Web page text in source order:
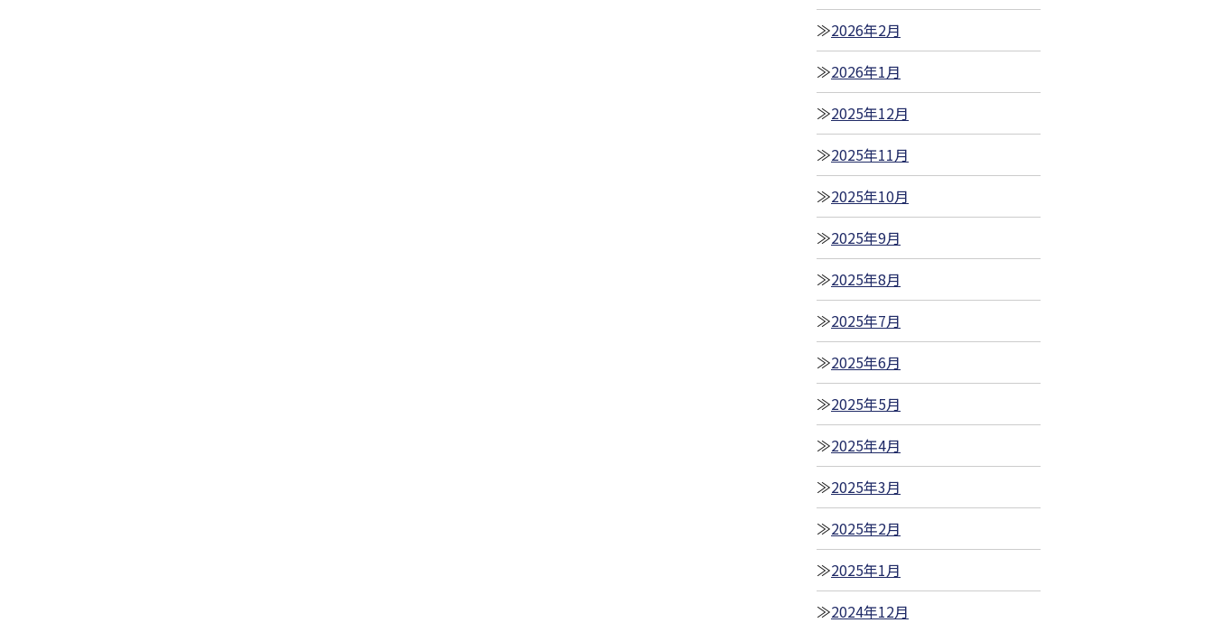
2026年2月
2026年1月
2025年12月
2025年11月
2025年10月
2025年9月
2025年8月
2025年7月
2025年6月
2025年5月
2025年4月
2025年3月
2025年2月
2025年1月
2024年12月